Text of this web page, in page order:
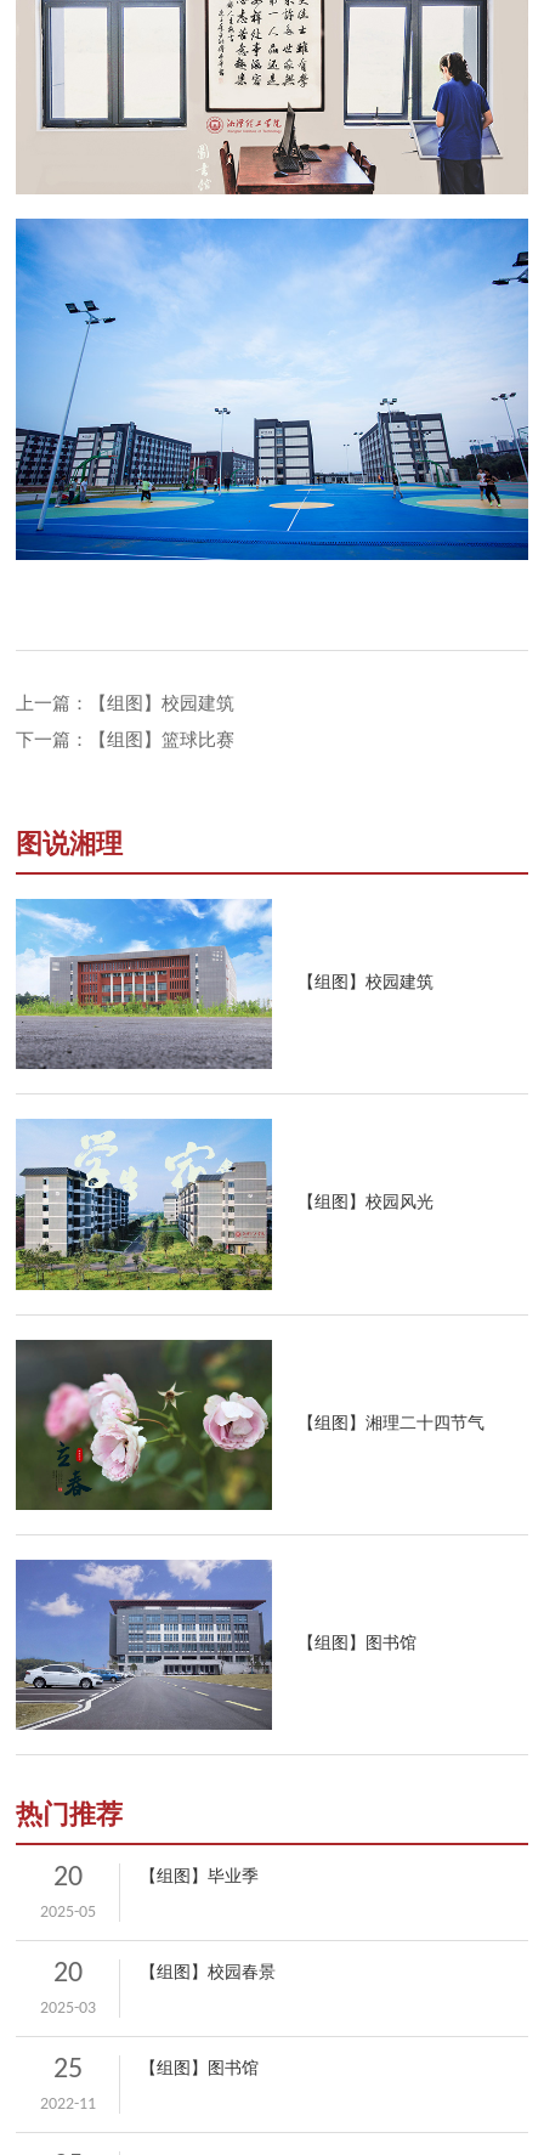
上一篇：【组图】校园建筑
下一篇：【组图】篮球比赛
图说湘理
【组图】校园建筑
【组图】校园风光
【组图】湘理二十四节气
【组图】图书馆
热门推荐
20
2025-05
【组图】毕业季
20
2025-03
【组图】校园春景
25
2022-11
【组图】图书馆